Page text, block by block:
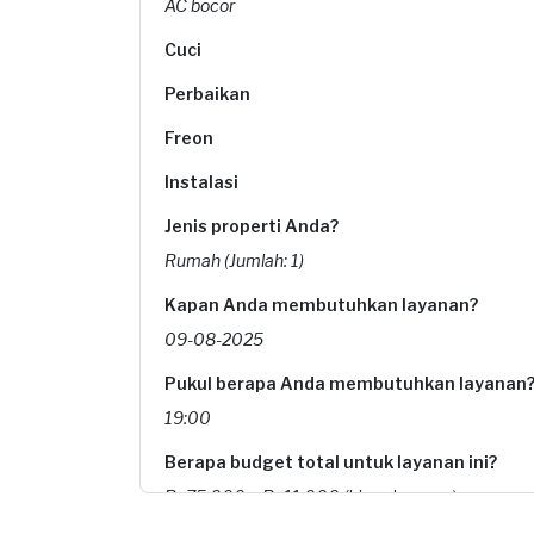
AC bocor
Cuci
Perbaikan
Freon
Instalasi
Jenis properti Anda?
Rumah (Jumlah: 1)
Kapan Anda membutuhkan layanan?
09-08-2025
Pukul berapa Anda membutuhkan layanan?
19:00
Berapa budget total untuk layanan ini?
Rp75.000 + Rp11.000 (biaya layanan)